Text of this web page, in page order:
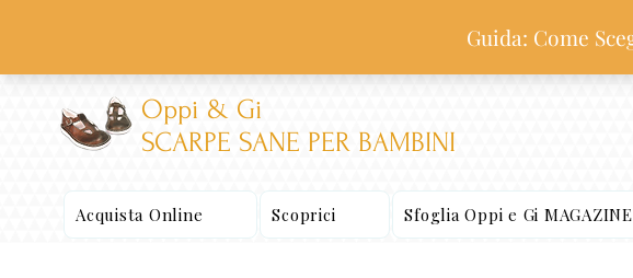
Oppi & Gi
SCARPE SANE PER BAMBINI
Acquista Online Scoprici Sfoglia Oppi e Gi MAGAZINE